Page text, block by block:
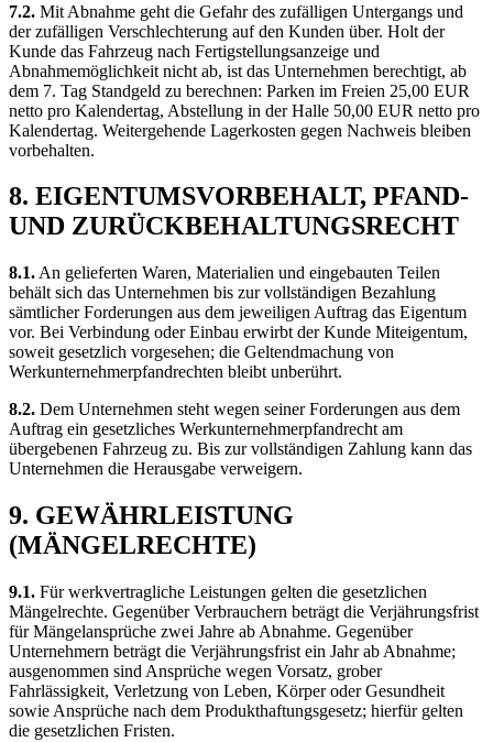
7.2. Mit Abnahme geht die Gefahr des zufälligen Untergangs und
der zufälligen Verschlechterung auf den Kunden über. Holt der
Kunde das Fahrzeug nach Fertigstellungsanzeige und
Abnahmemöglichkeit nicht ab, ist das Unternehmen berechtigt, ab
dem 7. Tag Standgeld zu berechnen: Parken im Freien 25,00 EUR
netto pro Kalendertag, Abstellung in der Halle 50,00 EUR netto pro
Kalendertag. Weitergehende Lagerkosten gegen Nachweis bleiben
vorbehalten.
8. EIGENTUMSVORBEHALT, PFAND-
UND ZURÜCKBEHALTUNGSRECHT
8.1. An gelieferten Waren, Materialien und eingebauten Teilen
behält sich das Unternehmen bis zur vollständigen Bezahlung
sämtlicher Forderungen aus dem jeweiligen Auftrag das Eigentum
vor. Bei Verbindung oder Einbau erwirbt der Kunde Miteigentum,
soweit gesetzlich vorgesehen; die Geltendmachung von
Werkunternehmerpfandrechten bleibt unberührt.
8.2. Dem Unternehmen steht wegen seiner Forderungen aus dem
Auftrag ein gesetzliches Werkunternehmerpfandrecht am
übergebenen Fahrzeug zu. Bis zur vollständigen Zahlung kann das
Unternehmen die Herausgabe verweigern.
9. GEWÄHRLEISTUNG
(MÄNGELRECHTE)
9.1. Für werkvertragliche Leistungen gelten die gesetzlichen
Mängelrechte. Gegenüber Verbrauchern beträgt die Verjährungsfrist
für Mängelansprüche zwei Jahre ab Abnahme. Gegenüber
Unternehmern beträgt die Verjährungsfrist ein Jahr ab Abnahme;
ausgenommen sind Ansprüche wegen Vorsatz, grober
Fahrlässigkeit, Verletzung von Leben, Körper oder Gesundheit
sowie Ansprüche nach dem Produkthaftungsgesetz; hierfür gelten
die gesetzlichen Fristen.